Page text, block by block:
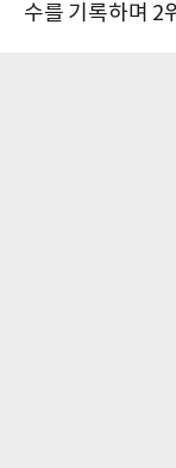
수를 기록하며 2